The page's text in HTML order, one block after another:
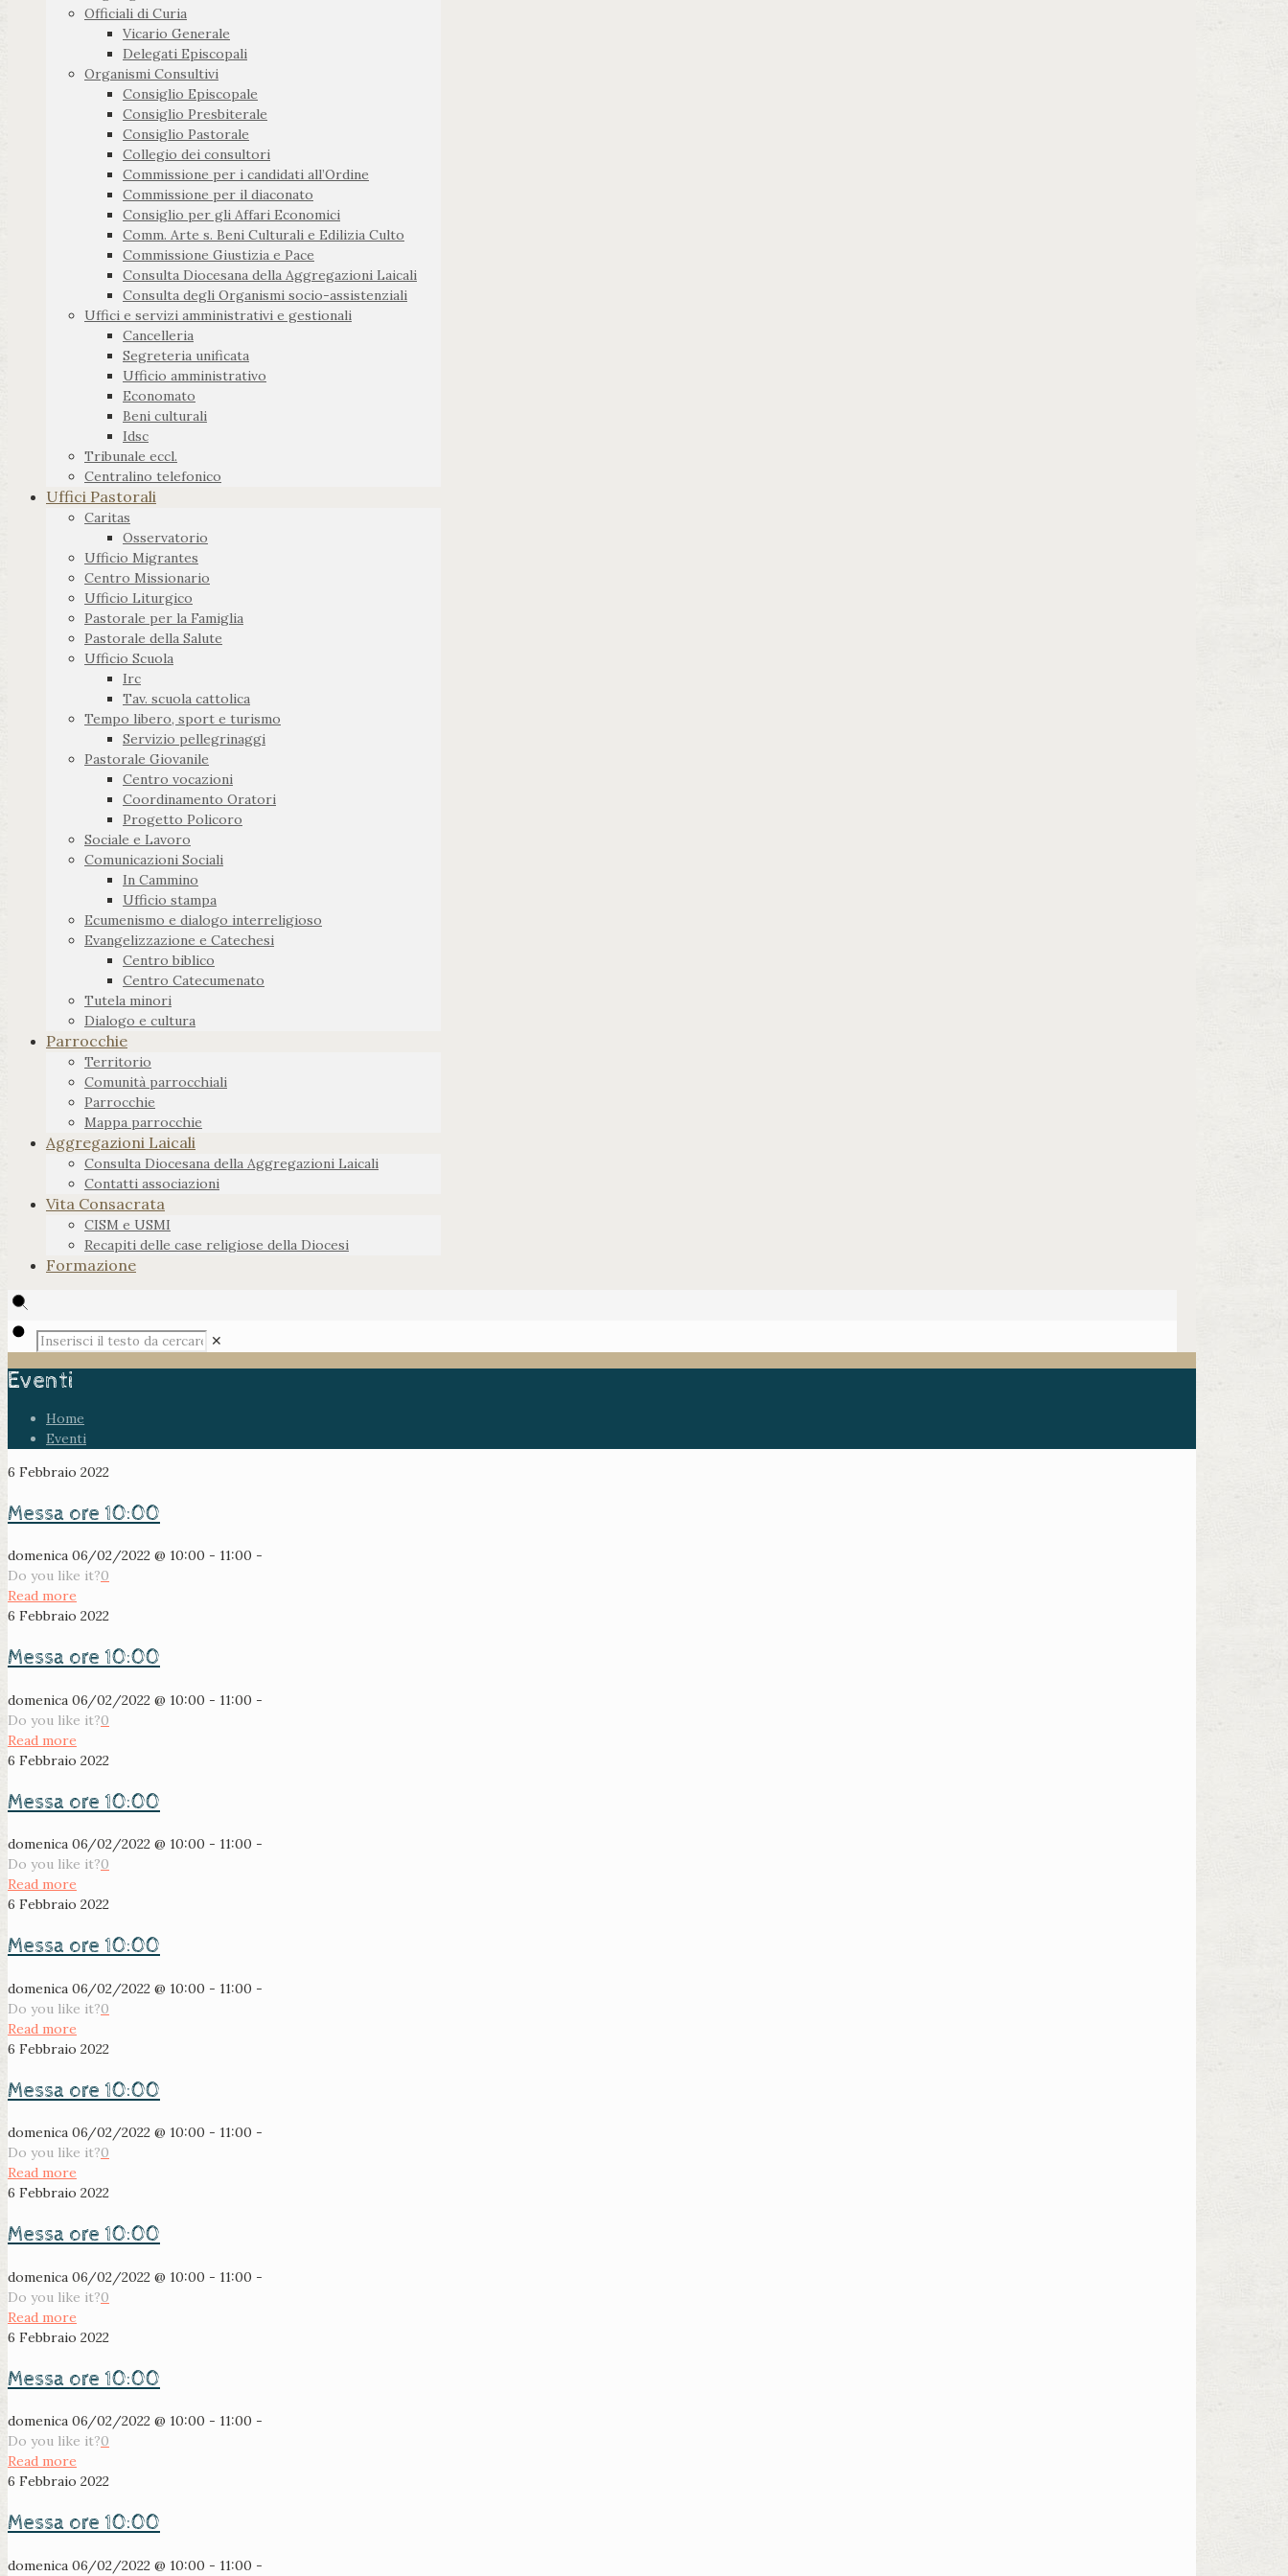
Officiali di Curia
Vicario Generale
Delegati Episcopali
Organismi Consultivi
Consiglio Episcopale
Consiglio Presbiterale
Consiglio Pastorale
Collegio dei consultori
Commissione per i candidati all’Ordine
Commissione per il diaconato
Consiglio per gli Affari Economici
Comm. Arte s. Beni Culturali e Edilizia Culto
Commissione Giustizia e Pace
Consulta Diocesana della Aggregazioni Laicali
Consulta degli Organismi socio-assistenziali
Uffici e servizi amministrativi e gestionali
Cancelleria
Segreteria unificata
Ufficio amministrativo
Economato
Beni culturali
Idsc
Tribunale eccl.
Centralino telefonico
Uffici Pastorali
Caritas
Osservatorio
Ufficio Migrantes
Centro Missionario
Ufficio Liturgico
Pastorale per la Famiglia
Pastorale della Salute
Ufficio Scuola
Irc
Tav. scuola cattolica
Tempo libero, sport e turismo
Servizio pellegrinaggi
Pastorale Giovanile
Centro vocazioni
Coordinamento Oratori
Progetto Policoro
Sociale e Lavoro
Comunicazioni Sociali
In Cammino
Ufficio stampa
Ecumenismo e dialogo interreligioso
Evangelizzazione e Catechesi
Centro biblico
Centro Catecumenato
Tutela minori
Dialogo e cultura
Parrocchie
Territorio
Comunità parrocchiali
Parrocchie
Mappa parrocchie
Aggregazioni Laicali
Consulta Diocesana della Aggregazioni Laicali
Contatti associazioni
Vita Consacrata
CISM e USMI
Recapiti delle case religiose della Diocesi
Formazione
✕
Eventi
Home
Eventi
6 Febbraio 2022
Messa ore 10:00
domenica 06/02/2022 @ 10:00 - 11:00 -
Do you like it?0
Read more
6 Febbraio 2022
Messa ore 10:00
domenica 06/02/2022 @ 10:00 - 11:00 -
Do you like it?0
Read more
6 Febbraio 2022
Messa ore 10:00
domenica 06/02/2022 @ 10:00 - 11:00 -
Do you like it?0
Read more
6 Febbraio 2022
Messa ore 10:00
domenica 06/02/2022 @ 10:00 - 11:00 -
Do you like it?0
Read more
6 Febbraio 2022
Messa ore 10:00
domenica 06/02/2022 @ 10:00 - 11:00 -
Do you like it?0
Read more
6 Febbraio 2022
Messa ore 10:00
domenica 06/02/2022 @ 10:00 - 11:00 -
Do you like it?0
Read more
6 Febbraio 2022
Messa ore 10:00
domenica 06/02/2022 @ 10:00 - 11:00 -
Do you like it?0
Read more
6 Febbraio 2022
Messa ore 10:00
domenica 06/02/2022 @ 10:00 - 11:00 -